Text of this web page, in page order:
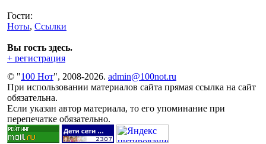
Гости:
Ноты, Ссылки
Вы гость здесь.
+ регистрация
© "100 Нот", 2008-2026. admin@100not.ru
При использовании материалов сайта прямая ссылка на сайт
обязательна.
Если указан автор материала, то его упоминание при
перепечатке обязательно.